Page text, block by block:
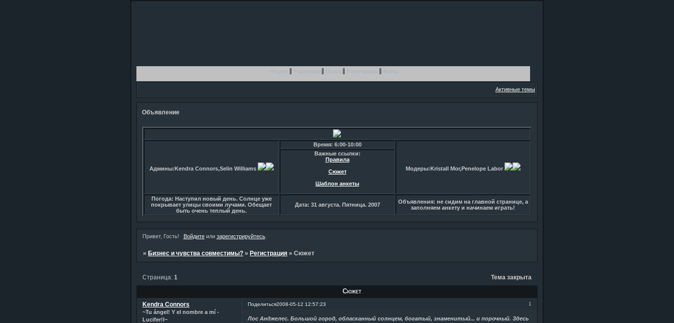
Активные темы
Объявление
Админы:Kendra Connors,Selin Williams
Время: 6:00-10:00
Модеры:Kristall Mor,Penelope Labor
Важные ссылки:
Правила
Сюжет
Шаблон анкеты
Погода: Наступил новый день. Солнце уже
покрывает улицы своими лучами. Обещает
быть очень теплый день.
Дата: 31 августа. Пятница. 2007
Объявления: не сидим на главной странице, а
заполняем анкету и начинаем играть!
Привет, Гость! Войдитеили зарегистрируйтесь.
» Бизнес и чувства совместимы? » Регистрация »Сюжет
Сюжет
Страница:1 Тема закрыта
Поделиться 1
2008-05-12 12:57:23
Kendra Connors
~Tu ángel! Y el nombre a mí -
Lucifer!l~
Лос Анджелес. Большой город, обласканный солнцем, богатый, знаменитый... и порочный. Здесь